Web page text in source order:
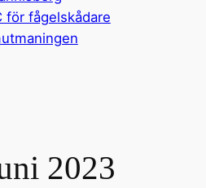
för fågelskådare
2023